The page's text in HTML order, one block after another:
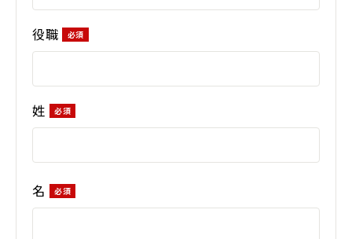
役職
姓
名